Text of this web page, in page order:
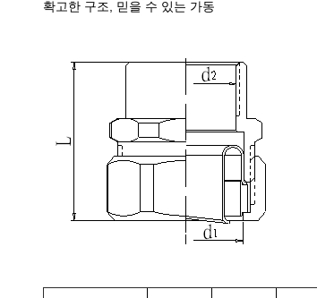
확고한 구조, 믿을 수 있는 가동